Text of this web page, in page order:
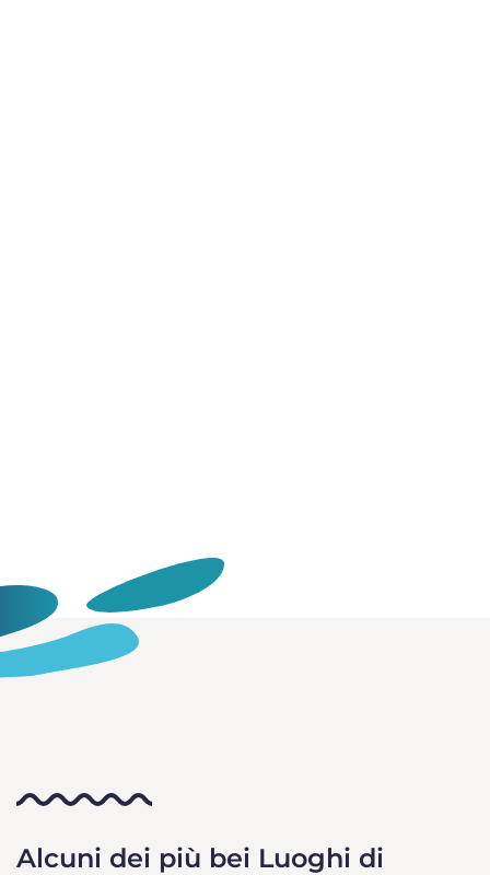
Alcuni dei più bei Luoghi di